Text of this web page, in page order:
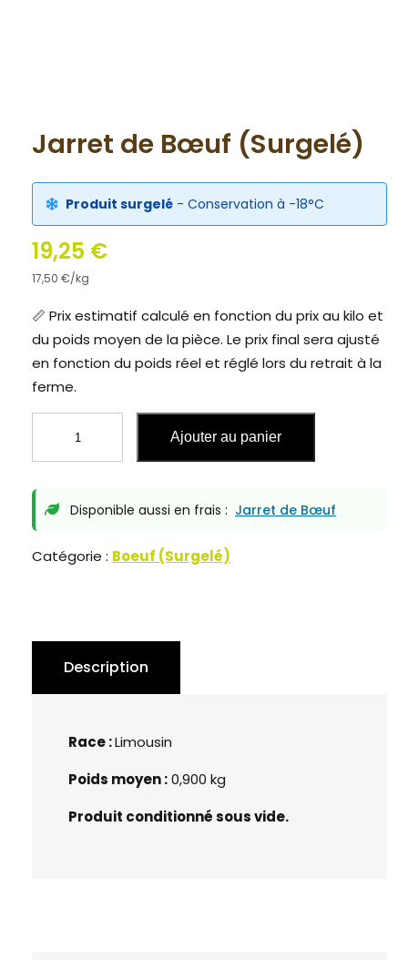
Jarret de Bœuf (Surgelé)
Produit surgelé - Conservation à -18°C
19,25 €
17,50€/kg
📏 Prix estimatif calculé en fonction du prix au kilo et
du poids moyen de la pièce. Le prix final sera ajusté
en fonction du poids réel et réglé lors du retrait à la
ferme.
Ajouter au panier
Disponible aussi en frais : Jarret de Bœuf
Catégorie : Boeuf (Surgelé)
Description
Race :Limousin
Poids moyen :0,900 kg
Produit conditionné sous vide.